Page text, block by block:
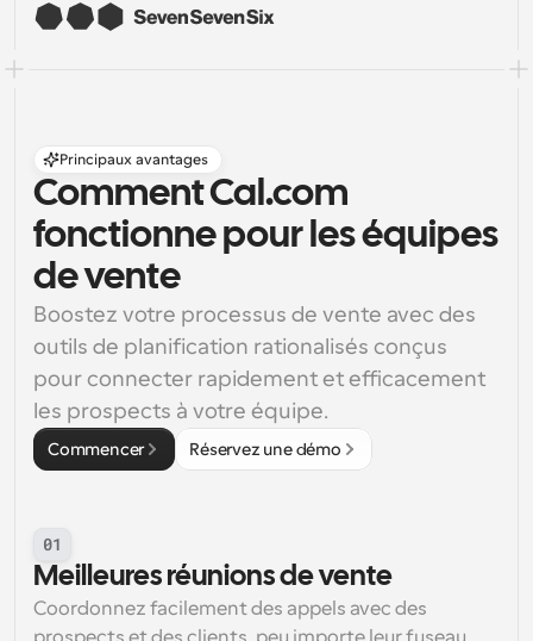
Principaux avantages
Comment Cal.com
fonctionne pour les équipes
de vente
Boostez votre processus de vente avec des
outils de planification rationalisés conçus
pour connecter rapidement et efficacement
les prospects à votre équipe.
Commencer Réservez une démo
01
Meilleures réunions de vente
Coordonnez facilement des appels avec des